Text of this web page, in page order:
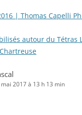
| Thomas Capelli
autour du Tétras
2017 à 13 h 13 min